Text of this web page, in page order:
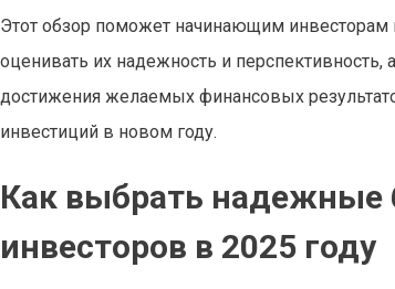
Этот обзор поможет начинающим
оценивать их надежность и
достижения желаемых финансовых
инвестиций в новом году.
Как выбрать
инвесторов в 2025 году